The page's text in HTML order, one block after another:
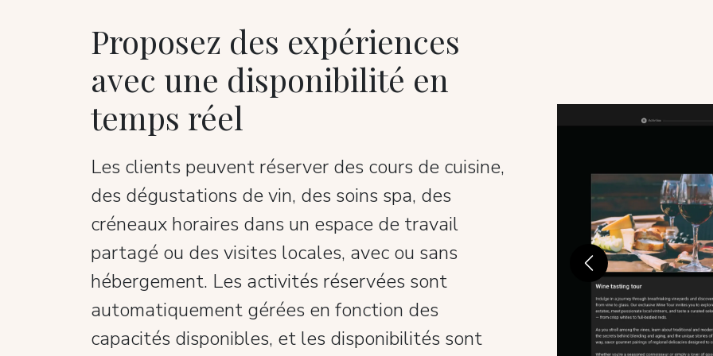
Proposez des expériences
avec une disponibilité en
temps réel
Les clients peuvent réserver des cours de cuisine,
des dégustations de vin, des soins spa, des
créneaux horaires dans un espace de travail
partagé ou des visites locales, avec ou sans
hébergement. Les activités réservées sont
automatiquement gérées en fonction des
capacités disponibles, et les disponibilités sont
Previous